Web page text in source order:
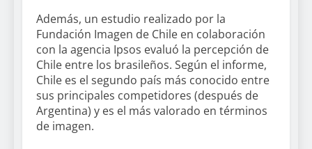
Además, un estudio realizado por la
Fundación Imagen de Chile en colaboración
con la agencia Ipsos evaluó la percepción de
Chile entre los brasileños. Según el informe,
Chile es el segundo país más conocido entre
sus principales competidores (después de
Argentina) y es el más valorado en términos
de imagen.